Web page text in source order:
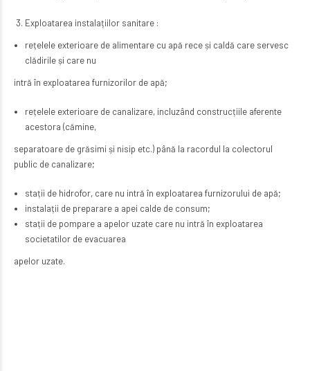
Exploatarea instalațiilor sanitare :
rețelele exterioare de alimentare cu apă rece și caldă care servesc
clădirile și care nu
intră în exploatarea furnizorilor de apă;
rețelele exterioare de canalizare, incluzând construcțiile aferente
acestora (cămine,
separatoare de grăsimi și nisip etc.) până la racordul la colectorul
public de canalizare;
stații de hidrofor, care nu intră în exploatarea furnizorului de apă;
instalații de preparare a apei calde de consum;
stații de pompare a apelor uzate care nu intră în exploatarea
societatilor de evacuarea
apelor uzate.